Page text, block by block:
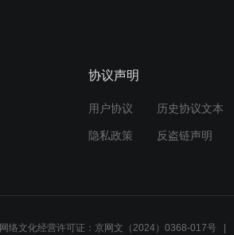
协议声明
用户协议 历史协议文本
隐私政策 反盗链声明
网络文化经营许可证：京网文（2024）0368-017号